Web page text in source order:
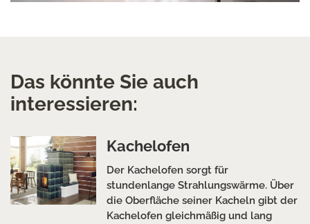
Das könnte Sie auch
interessieren:
Kachelofen
Der Kachelofen sorgt für
stundenlange Strahlungswärme. Über
die Oberfläche seiner Kacheln gibt der
Kachelofen gleichmäßig und lang